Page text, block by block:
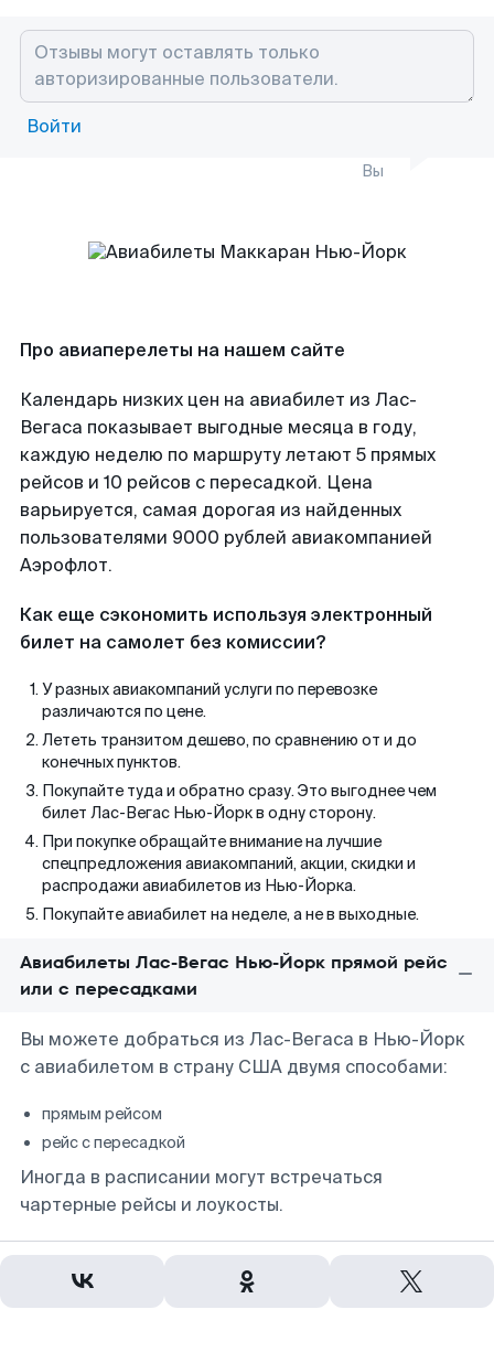
Войти
Вы
Про авиаперелеты на нашем сайте
Календарь низких цен на авиабилет из Лас-
Вегаса показывает выгодные месяца в году,
каждую неделю по маршруту летают 5 прямых
рейсов и 10 рейсов с пересадкой. Цена
варьируется, самая дорогая из найденных
пользователями 9000 рублей авиакомпанией
Аэрофлот.
Как еще сэкономить используя электронный
билет на самолет без комиссии?
У разных авиакомпаний услуги по перевозке
различаются по цене.
Лететь транзитом дешево, по сравнению от и до
конечных пунктов.
Покупайте туда и обратно сразу. Это выгоднее чем
билет Лас-Вегас Нью-Йорк в одну сторону.
При покупке обращайте внимание на лучшие
спецпредложения авиакомпаний, акции, скидки и
распродажи авиабилетов из Нью-Йорка.
Покупайте авиабилет на неделе, а не в выходные.
Авиабилеты Лас-Вегас Нью-Йорк прямой рейс
или с пересадками
Вы можете добраться из Лас-Вегаса в Нью-Йорк
с авиабилетом в страну США двумя способами:
прямым рейсом
рейс с пересадкой
Иногда в расписании могут встречаться
чартерные рейсы и лоукосты.